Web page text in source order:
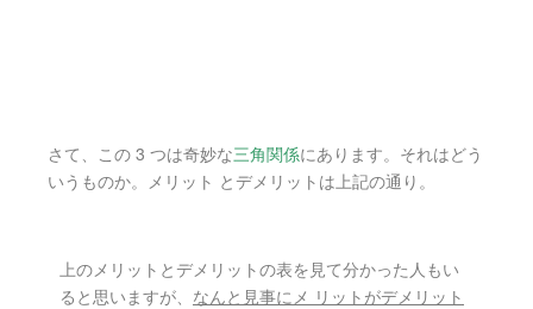
さて、この 3 つは奇妙な三角関係にあります。それはどう
いうものか。メリット とデメリットは上記の通り。
上のメリットとデメリットの表を見て分かった人もい
ると思いますが、 なんと見事にメ リットがデメリット